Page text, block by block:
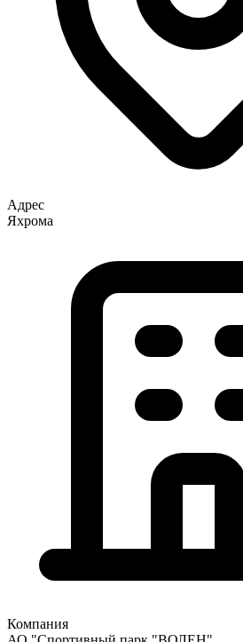
Адрес
Яхрома
Компания